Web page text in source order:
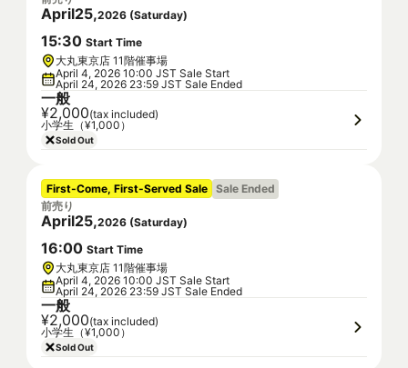
April25,2026 (Saturday)
15:30 Start Time
大丸東京店 11階催事場
April 4, 2026 10:00 JST Sale Start
April 24, 2026 23:59 JST Sale Ended
一般
¥2,000(tax included)
小学生（¥1,000）
Sold Out
First-Come, First-Served Sale Sale Ended
前売り
April25,2026 (Saturday)
16:00 Start Time
大丸東京店 11階催事場
April 4, 2026 10:00 JST Sale Start
April 24, 2026 23:59 JST Sale Ended
一般
¥2,000(tax included)
小学生（¥1,000）
Sold Out